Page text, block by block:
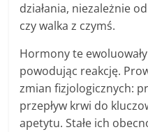
działania, niezależnie
czy walka z czymś.
Hormony te
powodując reakcję.
zmian fizjologicznych:
przepływ krwi do
apetytu. Stałe ich